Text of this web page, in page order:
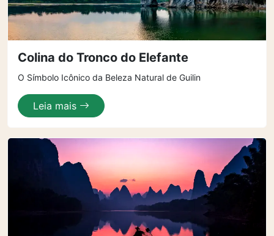
Colina do Tronco do Elefante
O Símbolo Icônico da Beleza Natural de Guilin
Leia mais